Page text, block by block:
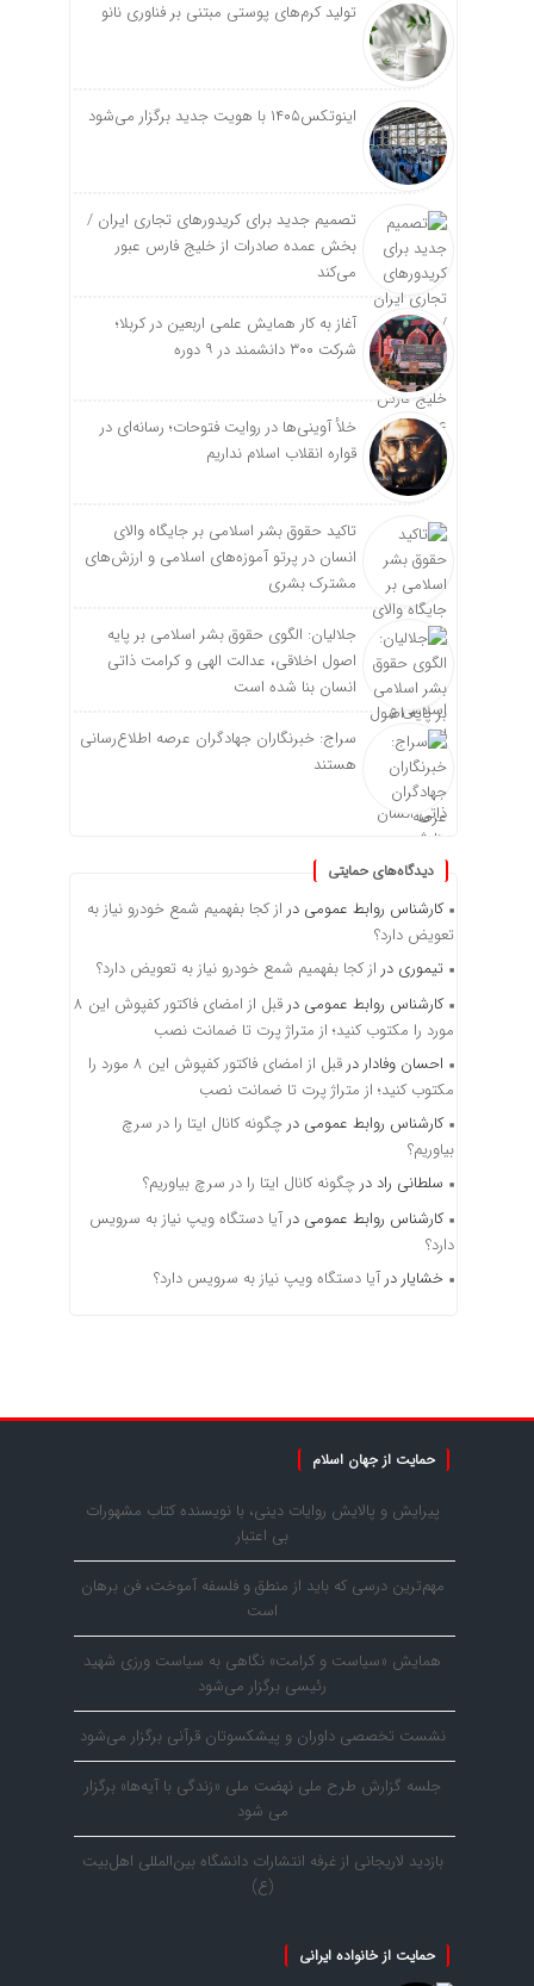
تولید کرم‌های پوستی مبتنی بر فناوری نانو
اینوتکس۱۴۰۵ با هویت جدید برگزار می‌شود
تصمیم جدید برای کریدورهای تجاری ایران /
بخش عمده صادرات از خلیج فارس عبور
می‌کند
آغاز به کار همایش علمی اربعین در کربلا؛
شرکت ۳۰۰ دانشمند در ۹ دوره
خلأ آوینی‌ها در روایت فتوحات؛ رسانه‌ای در
قواره انقلاب اسلام نداریم
تاکید حقوق بشر اسلامی بر جایگاه والای
انسان در پرتو آموزه‌های اسلامی و ارزش‌های
مشترک بشری
جلالیان: الگوی حقوق بشر اسلامی بر پایه
اصول اخلاقی، عدالت الهی و کرامت ذاتی
انسان بنا شده است
سراج: خبرنگاران جهادگران عرصه اطلاع‌رسانی
هستند
دیدگاه‌های حمایتی
کارشناس روابط عمومی در از کجا بفهمیم شمع خودرو نیاز به
تعویض دارد؟
تیموری در از کجا بفهمیم شمع خودرو نیاز به تعویض دارد؟
کارشناس روابط عمومی در
قبل از امضای فاکتور کفپوش این ۸
مورد را مکتوب کنید؛ از متراژ پرت تا ضمانت نصب
احسان وفادار در
قبل از امضای فاکتور کفپوش این ۸ مورد را
مکتوب کنید؛ از متراژ پرت تا ضمانت نصب
کارشناس روابط عمومی در چگونه کانال ایتا را در سرچ
بیاوریم؟
سلطانی راد در چگونه کانال ایتا را در سرچ بیاوریم؟
کارشناس روابط عمومی در آیا دستگاه ویپ نیاز به سرویس
دارد؟
خشایار در آیا دستگاه ویپ نیاز به سرویس دارد؟
حمایت از جهان اسلام
پیرایش و پالایش روایات دینی، با نویسنده کتاب مشهورات
بی اعتبار
مهم‌ترین درسی که باید از منطق و فلسفه آموخت، فن برهان
است
همایش «سیاست و کرامت» نگاهی به سیاست ورزی شهید
رئیسی برگزار می‌شود
نشست تخصصی داوران و پیشکسوتان قرآنی برگزار می‌شود
جلسه گزارش طرح ملی نهضت ملی «زندگی با آیه‌ها» برگزار
می شود
بازدید لاریجانی از غرفه انتشارات دانشگاه بین‌المللی اهل‌بیت
(ع)
حمایت از خانواده ایرانی